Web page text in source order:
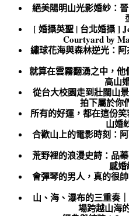
絕美陽明山光影婚紗：
[ 婚攝英聖 | 台北婚攝 ]
Courtyard by
繡球花海與森林逆光：
就算在雲霧翻湧之中，
高山
從台大校園走到壯闊山
拍下屬於你
所有的好運，都在這份
山婚
合歡山上的電影時刻：
荒野裡的浪漫史詩：品
感
會彈琴的男人，真的很
山、海、瀑布的三重奏
場跨越山海